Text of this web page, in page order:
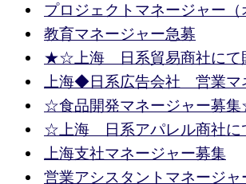
プロジェクトマネージャー
教育マネージャー急募
★☆上海 日系貿易商社にて
上海◆日系広告会社 営業
☆食品開発マネージャー募
☆上海 日系アパレル商社に
上海支社マネージャー募集
営業アシスタントマネージ